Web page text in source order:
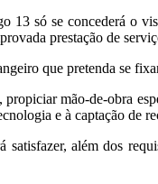
só se concederá o
prestação de
que pretenda se
mão-de-obra
e à captação de
além dos